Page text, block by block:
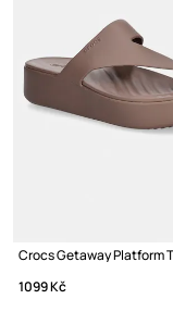
1099 Kč